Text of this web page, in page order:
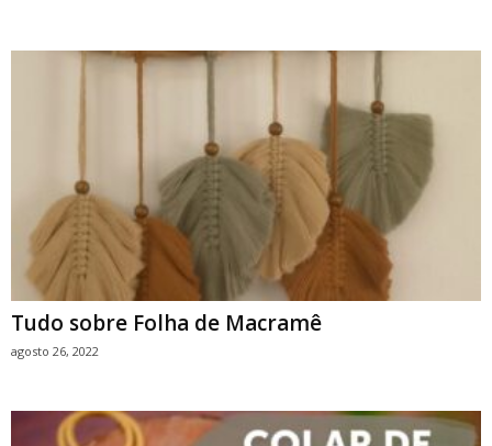
Tudo sobre Folha de Macramê
agosto 26, 2022